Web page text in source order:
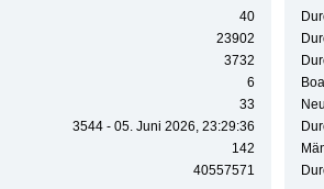
40
23902
3732
6
33
3544 - 05. Juni 2026, 23:29:36
142
40557571